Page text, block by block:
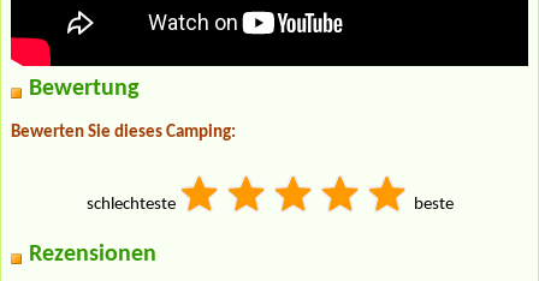
Bewertung
Bewerten Sie dieses Camping:
schlechteste beste
Rezensionen